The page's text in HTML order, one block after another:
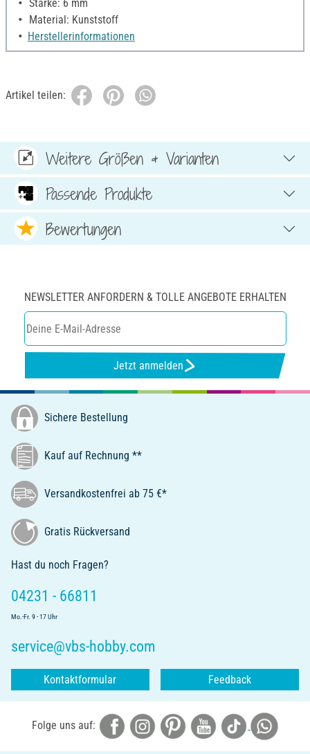
Stärke: 6 mm
Material: Kunststoff
Herstellerinformationen
Artikel teilen:
Weitere Größen & Varianten
Passende Produkte
Bewertungen
NEWSLETTER ANFORDERN & TOLLE ANGEBOTE ERHALTEN
Jetzt anmelden
Sichere Bestellung
Kauf auf Rechnung **
Versandkostenfrei ab 75 €*
Gratis Rückversand
Hast du noch Fragen?
04231 - 66811
Mo.-Fr. 9 - 17 Uhr
service@vbs-hobby.com
Kontaktformular Feedback
Folge uns auf: